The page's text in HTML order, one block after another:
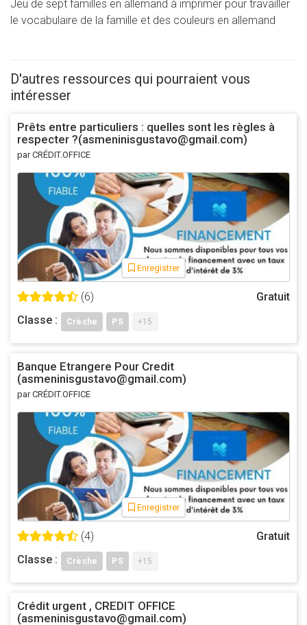
Jeu de sept familles en allemand à imprimer pour travailler
le vocabulaire de la famille et des couleurs en allemand
D'autres ressources qui pourraient vous
intéresser
Prêts entre particuliers : quelles sont les règles à
respecter ?(asmeninisgustavo@gmail.com)
par CRÉDIT.OFFICE
Enregistrer
(6)
Gratuit
Classe :
Crèche PS +15
Banque Etrangere Pour Credit
(asmeninisgustavo@gmail.com)
par CRÉDIT.OFFICE
Enregistrer
(4)
Gratuit
Classe :
Crèche PS +15
Crédit urgent , CREDIT OFFICE
(asmeninisgustavo@gmail.com)